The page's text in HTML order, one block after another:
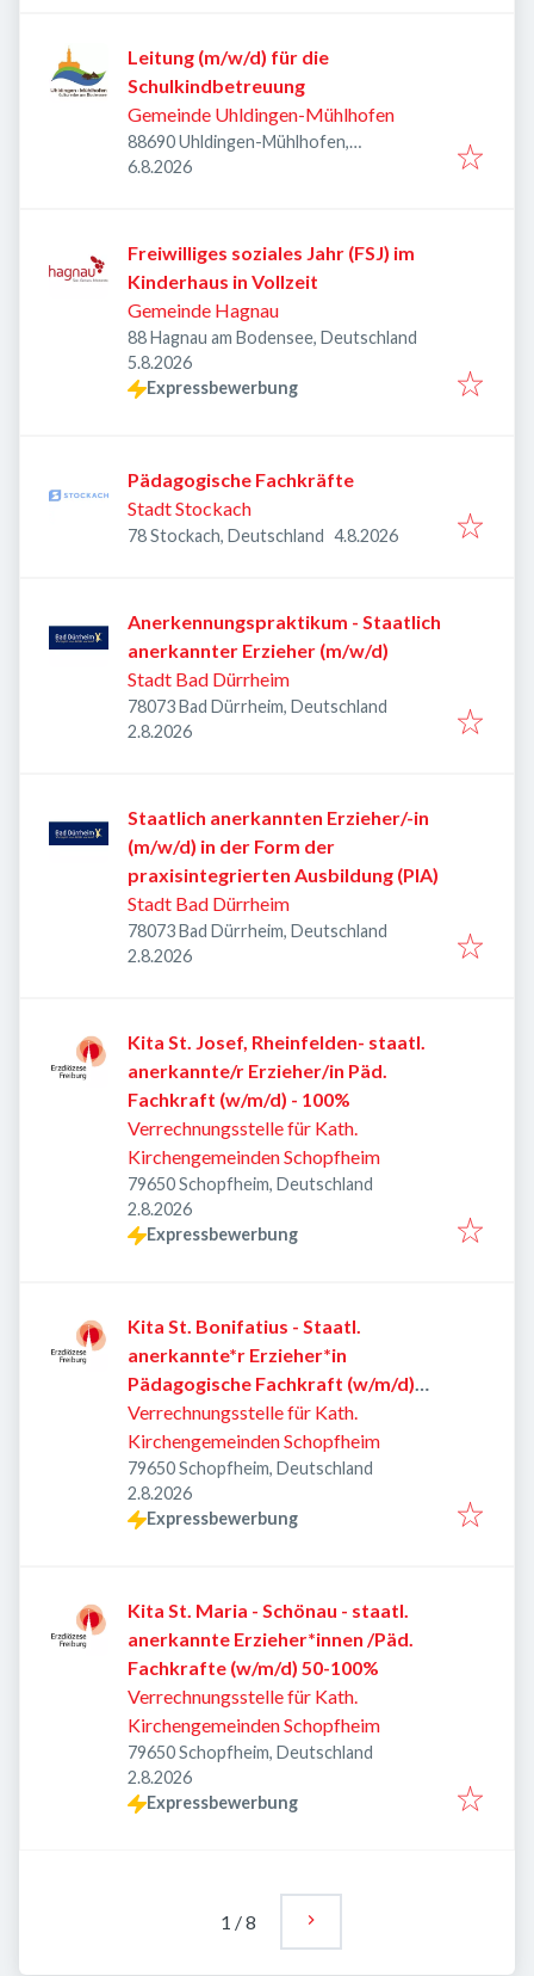
Leitung (m/w/d) für die
Schulkindbetreuung
Gemeinde Uhldingen-Mühlhofen
88690 Uhldingen-Mühlhofen,
Deutschland
Veröffentlicht
6.8.2026
Freiwilliges soziales Jahr (FSJ) im
Kinderhaus in Vollzeit
Gemeinde Hagnau
88 Hagnau am Bodensee, Deutschland
Veröffentlicht
5.8.2026
Expressbewerbung
Pädagogische Fachkräfte
Stadt Stockach
78 Stockach, Deutschland Veröffentlicht
4.8.2026
Anerkennungspraktikum - Staatlich
anerkannter Erzieher (m/w/d)
Stadt Bad Dürrheim
78073 Bad Dürrheim, Deutschland
Veröffentlicht
2.8.2026
Staatlich anerkannten Erzieher/-in
(m/w/d) in der Form der
praxisintegrierten Ausbildung (PIA)
Stadt Bad Dürrheim
78073 Bad Dürrheim, Deutschland
Veröffentlicht
2.8.2026
Kita St. Josef, Rheinfelden- staatl.
anerkannte/r Erzieher/in Päd.
Fachkraft (w/m/d) - 100%
Verrechnungsstelle für Kath.
Kirchengemeinden Schopfheim
79650 Schopfheim, Deutschland
Veröffentlicht
2.8.2026
Expressbewerbung
Kita St. Bonifatius - Staatl.
anerkannte*r Erzieher*in
Pädagogische Fachkraft (w/m/d)
100%
Verrechnungsstelle für Kath.
Kirchengemeinden Schopfheim
79650 Schopfheim, Deutschland
Veröffentlicht
2.8.2026
Expressbewerbung
Kita St. Maria - Schönau - staatl.
anerkannte Erzieher*innen /Päd.
Fachkrafte (w/m/d) 50-100%
Verrechnungsstelle für Kath.
Kirchengemeinden Schopfheim
79650 Schopfheim, Deutschland
Veröffentlicht
2.8.2026
Expressbewerbung
1 /8